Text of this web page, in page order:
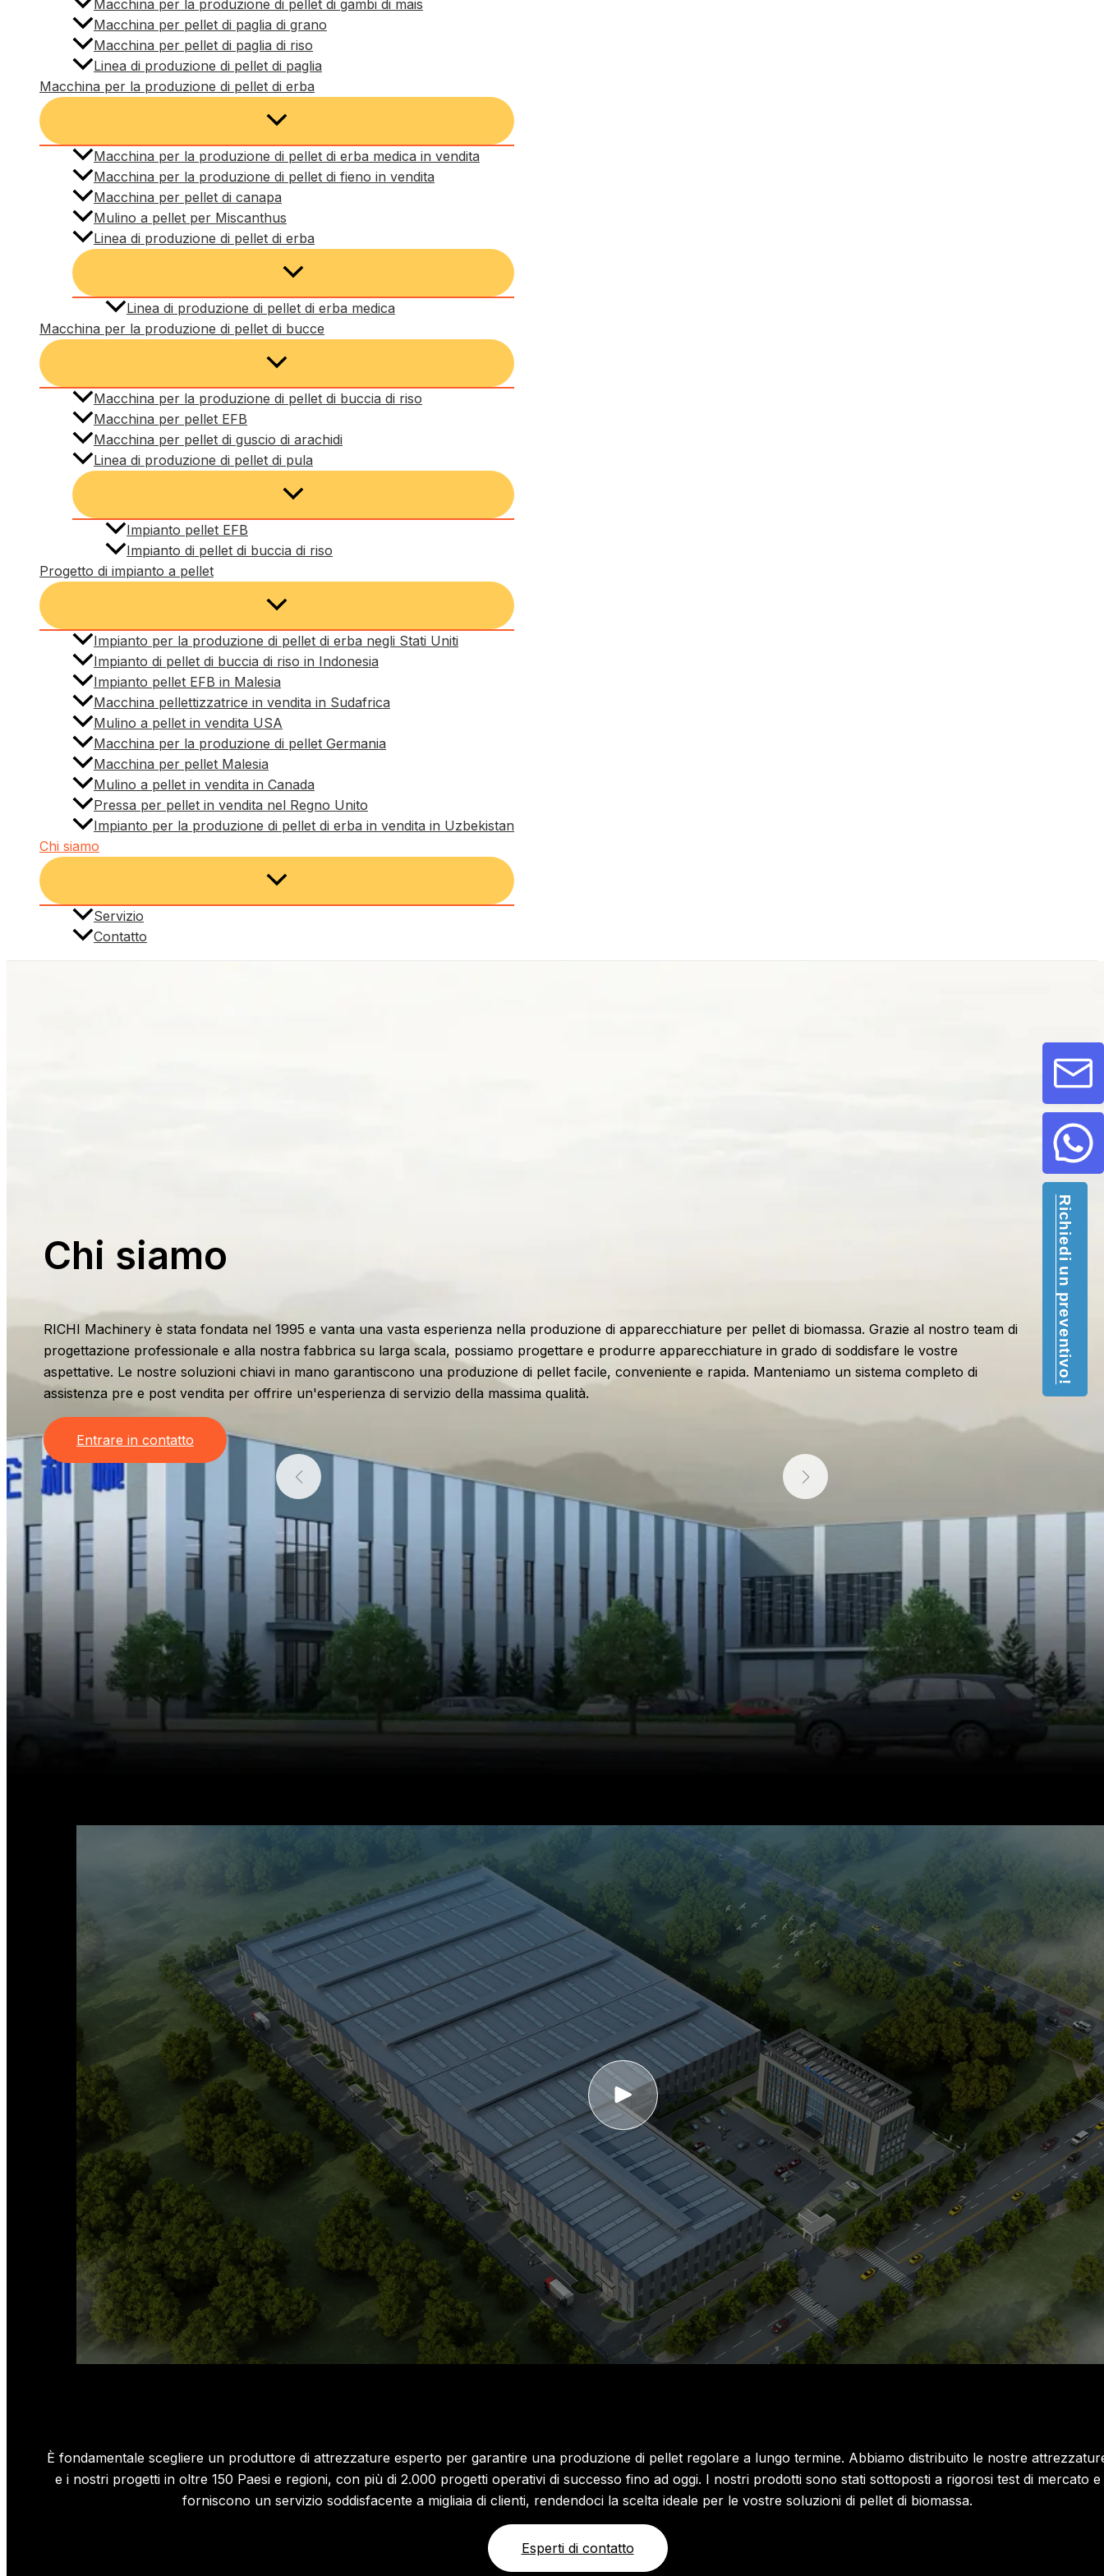
Macchina per la produzione di pellet di gambi di mais
Macchina per pellet di paglia di grano
Macchina per pellet di paglia di riso
Linea di produzione di pellet di paglia
Macchina per la produzione di pellet di erba
Macchina per la produzione di pellet di erba medica in vendita
Macchina per la produzione di pellet di fieno in vendita
Macchina per pellet di canapa
Mulino a pellet per Miscanthus
Linea di produzione di pellet di erba
Linea di produzione di pellet di erba medica
Macchina per la produzione di pellet di bucce
Macchina per la produzione di pellet di buccia di riso
Macchina per pellet EFB
Macchina per pellet di guscio di arachidi
Linea di produzione di pellet di pula
Impianto pellet EFB
Impianto di pellet di buccia di riso
Progetto di impianto a pellet
Impianto per la produzione di pellet di erba negli Stati Uniti
Impianto di pellet di buccia di riso in Indonesia
Impianto pellet EFB in Malesia
Macchina pellettizzatrice in vendita in Sudafrica
Mulino a pellet in vendita USA
Macchina per la produzione di pellet Germania
Macchina per pellet Malesia
Mulino a pellet in vendita in Canada
Pressa per pellet in vendita nel Regno Unito
Impianto per la produzione di pellet di erba in vendita in Uzbekistan
Chi siamo
Servizio
Contatto
Chi siamo
RICHI Machinery è stata fondata nel 1995 e vanta una vasta esperienza nella produzione di apparecchiature per pellet di biomassa. Grazie al nostro team di
progettazione professionale e alla nostra fabbrica su larga scala, possiamo progettare e produrre apparecchiature in grado di soddisfare le vostre
aspettative. Le nostre soluzioni chiavi in mano garantiscono una produzione di pellet facile, conveniente e rapida. Manteniamo un sistema completo di
assistenza pre e post vendita per offrire un'esperienza di servizio della massima qualità.
Entrare in contatto
È fondamentale scegliere un produttore di attrezzature esperto per garantire una produzione di pellet regolare a lungo termine. Abbiamo distribuito le nostre
e i nostri progetti in oltre 150 Paesi e regioni, con più di 2.000 progetti operativi di successo fino ad oggi. I nostri prodotti sono stati sottoposti a rigorosi test di mercato e
forniscono un servizio soddisfacente a migliaia di clienti, rendendoci la scelta ideale per le vostre soluzioni di pellet di biomassa.
Esperti di contatto
Richiedi un preventivo!